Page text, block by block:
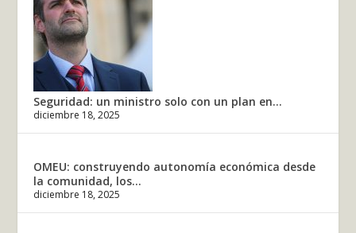
Seguridad: un ministro solo con un plan en...
diciembre 18, 2025
OMEU: construyendo autonomía económica desde
la comunidad, los...
diciembre 18, 2025